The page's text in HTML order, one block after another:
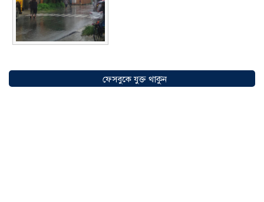
অগ্রযাত্রায় নতুন অধ্যায়, উদ্বোধন হলো ‘শিফা
মোহাম্মদিয়া ফিশারিজ’
০৫ আগস্ট ২০২৬
ফেসবুকে যুক্ত থাকুন